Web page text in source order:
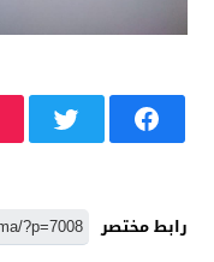
رابط مختصر